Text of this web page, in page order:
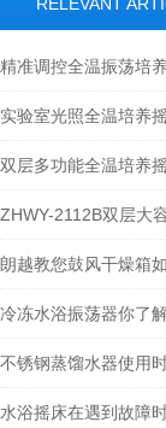
双层多功能全温培养
朗越教您鼓风干燥箱
冷冻水浴振荡器你了
水浴摇床在遇到故障